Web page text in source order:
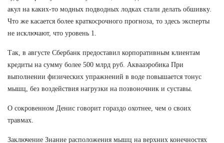
акул на каких-то модных подводных лодках стали делать обшивку.
Что же касается более краткосрочного прогноза, то здесь эксперты
не исключают, что уровень 1.
Так, в августе Сбербанк предоставил корпоративным клиентам
кредиты на сумму более 500 млрд руб. Аквааэробика При
выполнении физических упражнений в воде повышается тонус
мышц, без воздействия нагрузки на позвоночник и суставы.
О сокровенном Денис говорит гораздо охотнее, чем о своих
травмах.
Заключение Знание расположения мышц на верхних конечностях